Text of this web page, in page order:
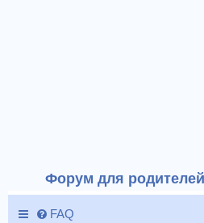
Форум для
FAQ